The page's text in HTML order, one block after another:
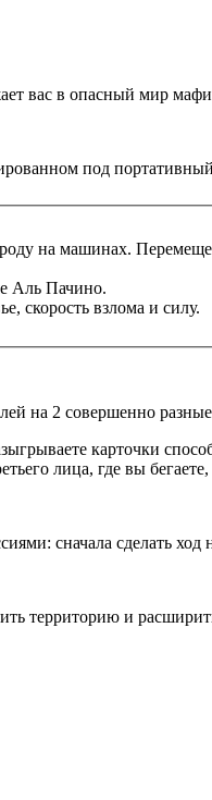
вас в опасный мир
под
на машинах.
Аль Пачино.
скорость взлома и силу.
на 2 совершенно
карточки
лица, где вы
сначала сделать
территорию и